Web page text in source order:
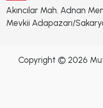
Akıncılar Mah. Adnan
Mevkii Adapazarı/
Copyright © 2026